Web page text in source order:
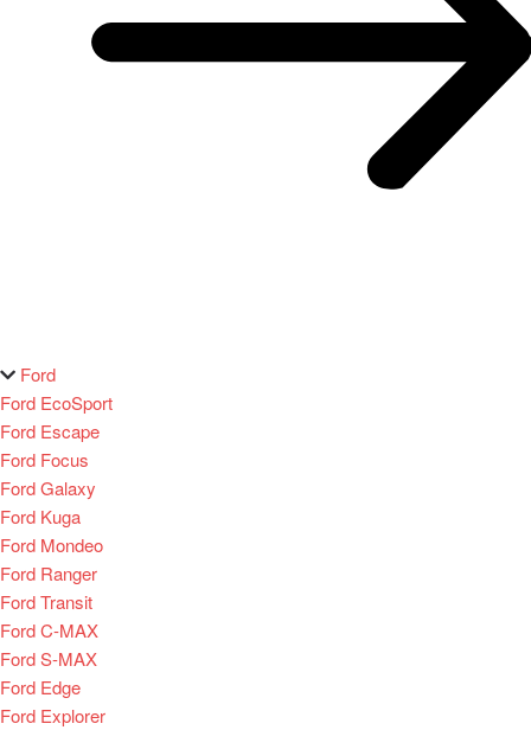
Ford
Ford EcoSport
Ford Escape
Ford Focus
Ford Galaxy
Ford Kuga
Ford Mondeo
Ford Ranger
Ford Transit
Ford C-MAX
Ford S-MAX
Ford Edge
Ford Explorer